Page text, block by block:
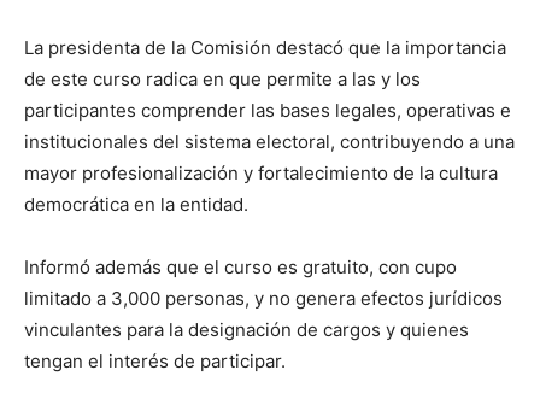
La presidenta de la Comisión destacó que la importancia
de este curso radica en que permite a las y los
participantes comprender las bases legales, operativas e
institucionales del sistema electoral, contribuyendo a una
mayor profesionalización y fortalecimiento de la cultura
democrática en la entidad.
Informó además que el curso es gratuito, con cupo
limitado a 3,000 personas, y no genera efectos jurídicos
vinculantes para la designación de cargos y quienes
tengan el interés de participar.